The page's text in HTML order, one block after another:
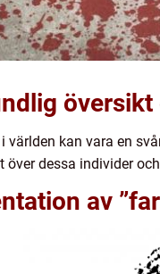
kan vara en
dessa individer
av